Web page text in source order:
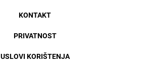
KONTAKT
PRIVATNOST
USLOVI KORIŠTENJA